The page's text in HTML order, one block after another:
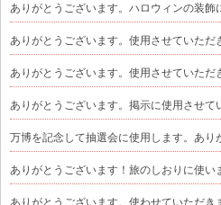
ありがとうございます。ハロウィンの装飾
ありがとうございます。使用させていただ
ありがとうございます。使用させていただ
ありがとうございます。掲示に使用させて
万博を記念して抽選会に使用します。あり
ありがとうございます！旅のしおりに使い
ありがとうございます。使わせていただき